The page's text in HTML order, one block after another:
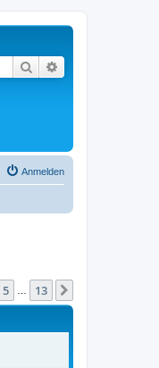
Suche
Anmelden
5 13